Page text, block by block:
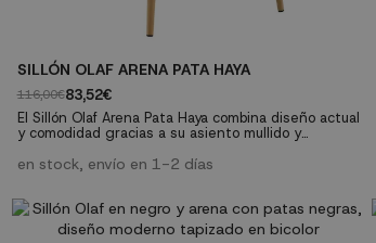
SILLÓN OLAF ARENA PATA HAYA
116,00€83,52€
El Sillón Olaf Arena Pata Haya combina diseño actual
y comodidad gracias a su asiento mullido y
las patas de madera de haya aportan calidez,
Color: arena- Patas: madera de haya natural-
Tapizado: tejido...
en stock, envío en 1-2 días